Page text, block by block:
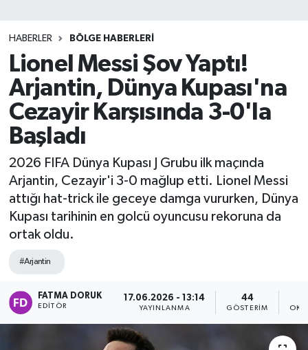
HABERLER BÖLGE HABERLERI
Lionel Messi Şov Yaptı!
Arjantin, Dünya Kupası'na
Cezayir Karşısında 3-0'la
Başladı
2026 FIFA Dünya Kupası J Grubu ilk maçında
Arjantin, Cezayir'i 3-0 mağlup etti. Lionel Messi
attığı hat-trick ile geceye damga vururken, Dünya
Kupası tarihinin en golcü oyuncusu rekoruna da
ortak oldu.
#Arjantin
FATMA DORUK
EDITÖR
17.06.2026 - 13:14
YAYINLANMA
44
GÖSTERIM
Tüm Manşetler
Son Dakika Haberleri
Haber Arşivi